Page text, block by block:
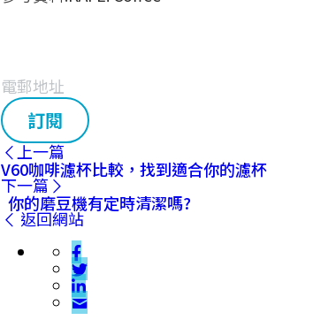
訂閱
上一篇
V60咖啡濾杯比較，找到適合你的濾杯
下一篇
你的磨豆機有定時清潔嗎?
返回網站